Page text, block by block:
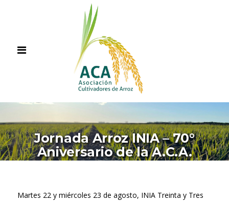
Jornada Arroz INIA – 70°
Aniversario de la A.C.A.
Martes 22 y miércoles 23 de agosto, INIA Treinta y Tres